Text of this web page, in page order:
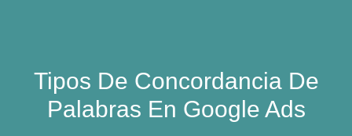
Tipos De Concordancia De
Palabras En Google Ads